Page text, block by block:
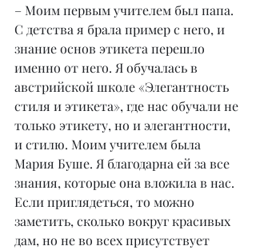
– Моим первым учителем был папа.
С детства я брала пример с него, и
знание основ этикета перешло
именно от него. Я обучалась в
австрийской школе «Элегантность
стиля и этикета», где нас обучали не
только этикету, но и элегантности,
и стилю. Моим учителем была
Мария Буше. Я благодарна ей за все
знания, которые она вложила в нас.
Если приглядеться, то можно
заметить, сколько вокруг красивых
дам, но не во всех присутствует